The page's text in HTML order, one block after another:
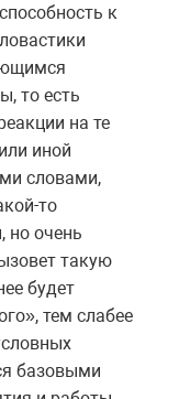
к
то есть
на те
иной
словами,
то
но очень
такую
будет
тем слабее
базовыми